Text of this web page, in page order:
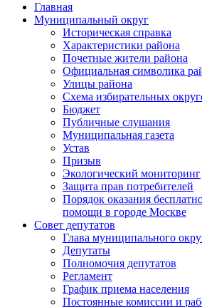
Главная
Муниципальный округ
Историческая справка
Характеристики района
Почетные жители района
Официальная символика
Улицы района
Схема избирательных
Бюджет
Публичные слушания
Муниципальная газета
Устав
Призыв
Экологический мониторинг
Защита прав потребителей
Порядок оказания
помощи в городе Москве
Совет депутатов
Глава муниципального
Депутаты
Полномочия депутатов
Регламент
График приема населения
Постоянные комиссии и